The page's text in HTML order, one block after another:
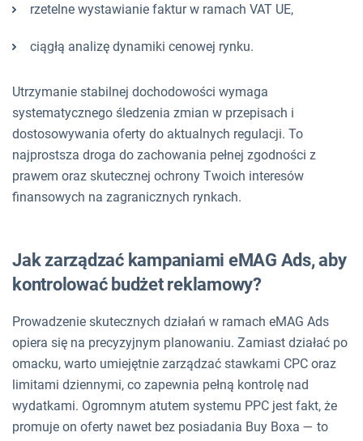
rzetelne wystawianie faktur w ramach VAT UE,
ciągłą analizę dynamiki cenowej rynku.
Utrzymanie stabilnej dochodowości wymaga
systematycznego śledzenia zmian w przepisach i
dostosowywania oferty do aktualnych regulacji. To
najprostsza droga do zachowania pełnej zgodności z
prawem oraz skutecznej ochrony Twoich interesów
finansowych na zagranicznych rynkach.
Jak zarządzać kampaniami eMAG Ads, aby
kontrolować budżet reklamowy?
Prowadzenie skutecznych działań w ramach eMAG Ads
opiera się na precyzyjnym planowaniu. Zamiast działać po
omacku, warto umiejętnie zarządzać stawkami CPC oraz
limitami dziennymi, co zapewnia pełną kontrolę nad
wydatkami. Ogromnym atutem systemu PPC jest fakt, że
promuje on oferty nawet bez posiadania Buy Boxa — to